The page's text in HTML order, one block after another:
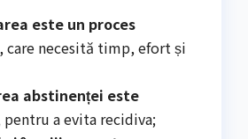
este un proces
, care necesită timp, efort și
abstinenței este
pentru a evita recidiva;